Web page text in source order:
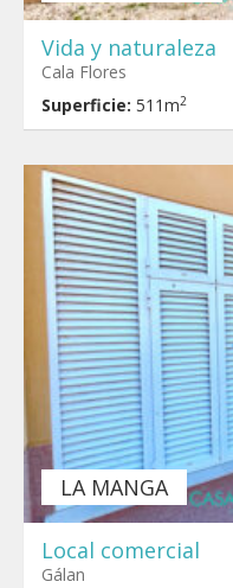
Vida y naturaleza
Cala Flores
Superficie: 511m2
LA MANGA
Local comercial
Gálan